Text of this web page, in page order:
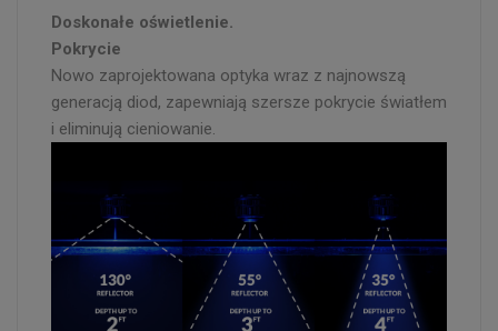
Doskonałe oświetlenie.
Pokrycie
Nowo zaprojektowana optyka wraz z najnowszą
generacją diod, zapewniają szersze pokrycie światłem
i eliminują cieniowanie.